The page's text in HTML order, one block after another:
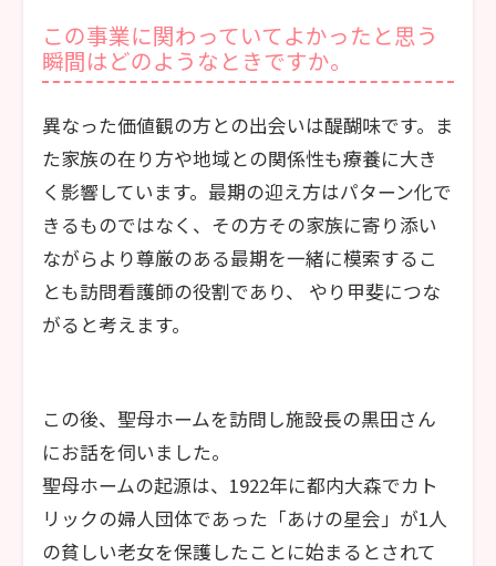
この事業に関わっていてよかったと思う
瞬間はどのようなときですか。
異なった価値観の方との出会いは醍醐味です。ま
た家族の在り方や地域との関係性も療養に大き
く影響しています。最期の迎え方はパターン化で
きるものではなく、その方その家族に寄り添い
ながらより尊厳のある最期を一緒に模索するこ
とも訪問看護師の役割であり、 やり甲斐につな
がると考えます。
この後、聖母ホームを訪問し施設長の黒田さん
にお話を伺いました。
聖母ホームの起源は、1922年に都内大森でカト
リックの婦人団体であった「あけの星会」が1人
の貧しい老女を保護したことに始まるとされて